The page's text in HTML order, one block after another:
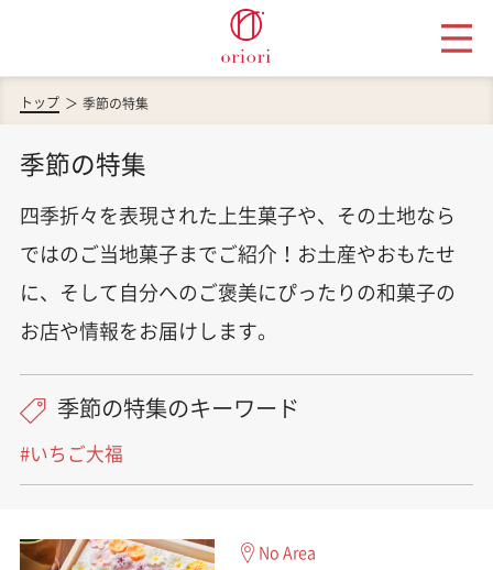
トップ 季節の特集
季節の特集
四季折々を表現された上生菓子や、その土地なら
ではのご当地菓子までご紹介！お土産やおもたせ
に、そして自分へのご褒美にぴったりの和菓子の
お店や情報をお届けします。
季節の特集のキーワード
#いちご大福
No Area